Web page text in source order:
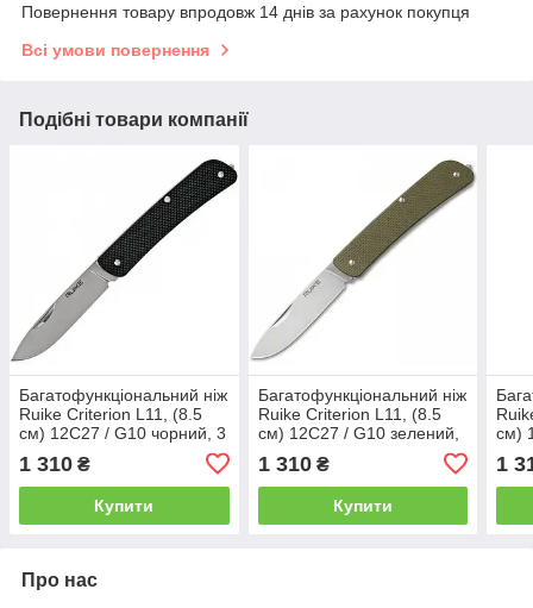
Повернення товару впродовж 14 днів за рахунок покупця
Всі умови повернення
Подібні товари компанії
Багатофункціональний ніж
Ruike Criterion L11, (8.5
см) 12C27 / G10 чорний, 3
1 310 ₴
Купити
Багатофункціональний ніж
Ruike Criterion L11, (8.5
см) 12C27 / G10 зелений,
1 310₴
Купити
см)
1
Про нас